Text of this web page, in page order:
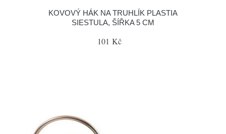
KOVOVÝ HÁK NA TRUHLÍK PLASTIA
SIESTULA, ŠÍŘKA 5 CM
101 Kč